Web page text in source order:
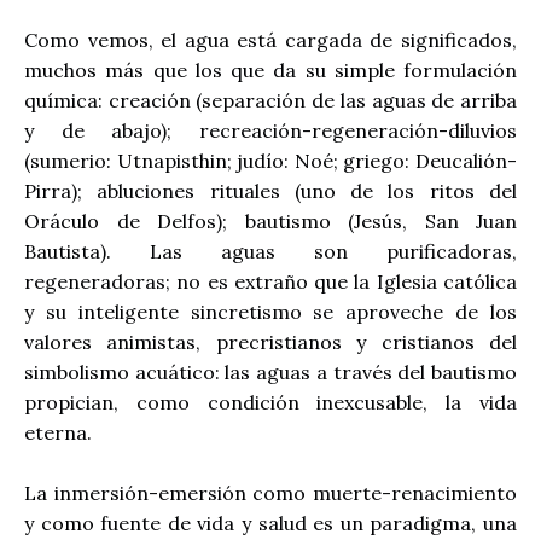
Como vemos, el agua está cargada de significados,
muchos más que los que da su simple formulación
química: creación (separación de las aguas de arriba
y de abajo); recreación-regeneración-diluvios
(sumerio: Utnapisthin; judío: Noé; griego: Deucalión-
Pirra); abluciones rituales (uno de los ritos del
Oráculo de Delfos); bautismo (Jesús, San Juan
Bautista). Las aguas son purificadoras,
regeneradoras; no es extraño que la Iglesia católica
y su inteligente sincretismo se aproveche de los
valores animistas, precristianos y cristianos del
simbolismo acuático: las aguas a través del bautismo
propician, como condición inexcusable, la vida
eterna.
La inmersión-emersión como muerte-renacimiento
y como fuente de vida y salud es un paradigma, una